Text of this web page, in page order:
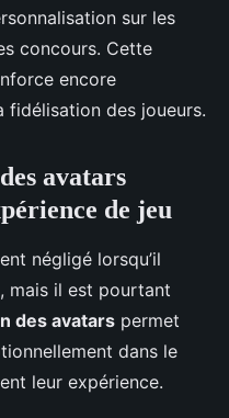
sur les
concours. Cette
encore
fidélisation des joueurs.
avatars
de jeu
négligé lorsqu’il
mais il est pourtant
des avatars permet
dans le
leur expérience.